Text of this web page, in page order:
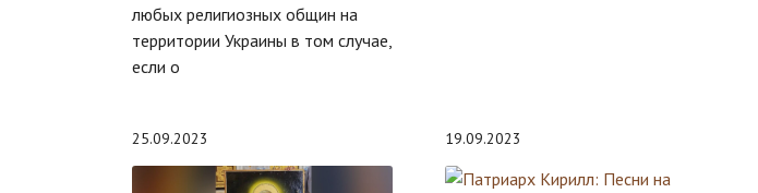
любых религиозных общин на
территории Украины в том случае,
если о
25.09.2023 19.09.2023